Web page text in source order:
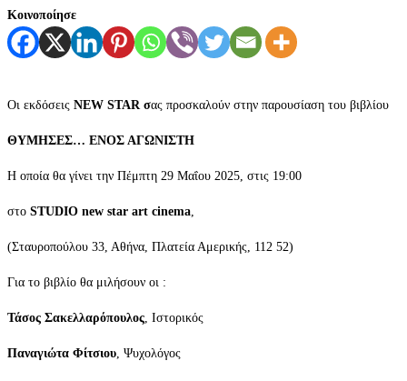
Κοινοποίησε
Οι εκδόσεις NEW STAR σας προσκαλούν στην παρουσίαση του βιβλίου
ΘΥΜΗΣΕΣ… ΕΝΟΣ ΑΓΩΝΙΣΤΗ
Η οποία θα γίνει την Πέμπτη 29 Μαΐου 2025, στις 19:00
στο STUDIO new star art cinema,
(Σταυροπούλου 33, Αθήνα, Πλατεία Αμερικής, 112 52)
Για το βιβλίο θα μιλήσουν οι :
Τάσος Σακελλαρόπουλος, Ιστορικός
Παναγιώτα Φίτσιου, Ψυχολόγος